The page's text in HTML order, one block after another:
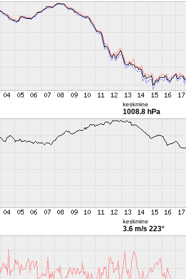
keskmine
1008.8 hPa
keskmine
3.6 m/s 223°